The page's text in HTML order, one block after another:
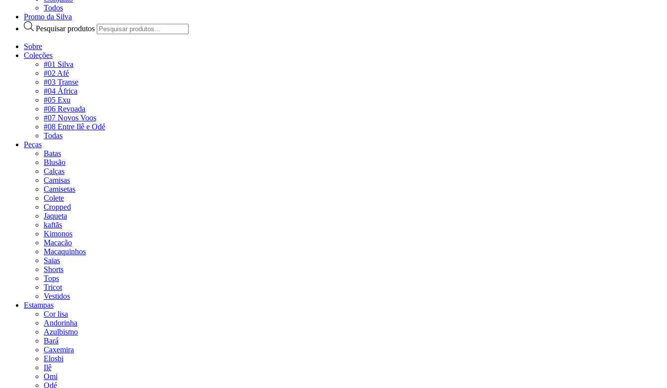
Todos
Promo da Silva
Pesquisar produtos
Sobre
Coleções
#01 Silva
#02 Afé
#03 Transe
#04 África
#05 Exu
#06 Revoada
#07 Novos Voos
#08 Entre Ilê e Odé
Todas
Peças
Batas
Blusão
Calças
Camisas
Camisetas
Colete
Cropped
Jaqueta
kaftãs
Kimonos
Macacão
Macaquinhos
Saias
Shorts
Tops
Tricot
Vestidos
Estampas
Cor lisa
Andorinha
Azulbismo
Bará
Caxemira
Elosbi
Ilê
Omi
Odé